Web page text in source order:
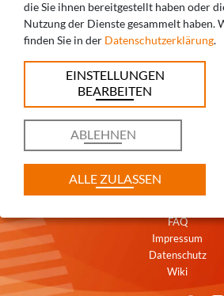
SIE HABEN FRAGEN?
GERNE!
+49 821
FAQ
Impressum
Datenschutz
Wiki
die Sie ihnen bereitgestellt haben oder
Nutzung der Dienste gesammelt haben.
finden Sie in der Datenschutzerklärung.
EINSTELLUNGEN
BEARBEITEN
ABLEHNEN
ALLE ZULASSEN